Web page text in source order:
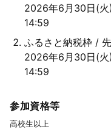
2026年6月30日(
14:59
ふるさと納税枠 /
2026年6月30日(
14:59
参加資格等
高校生以上